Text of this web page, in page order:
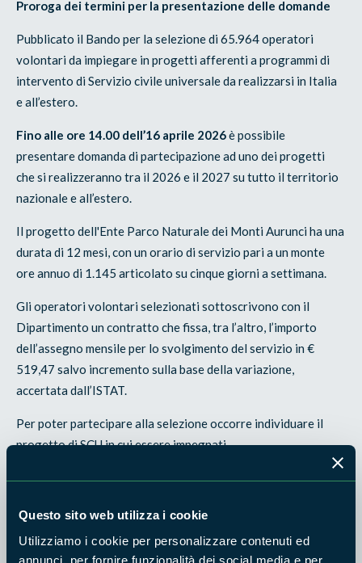
Questo sito web utilizza i cookie
Utilizziamo i cookie per personalizzare contenuti ed
annunci, per fornire funzionalità dei social media e per
Proroga dei termini per la presentazione delle domande
Pubblicato il Bando per la selezione di 65.964 operatori
volontari da impiegare in progetti afferenti a programmi di
intervento di Servizio civile universale da realizzarsi in Italia
e all’estero.
Fino alle ore 14.00 dell’16 aprile 2026è possibile
presentare domanda di partecipazione ad uno dei progetti
che si realizzeranno tra il 2026 e il 2027 su tutto il territorio
nazionale e all’estero.
Il progetto dell'Ente Parco Naturale dei Monti Aurunci ha una
durata di 12 mesi, con un orario di servizio pari a un monte
ore annuo di 1.145 articolato su cinque giorni a settimana.
Gli operatori volontari selezionati sottoscrivono con il
Dipartimento un contratto che fissa, tra l’altro, l’importo
dell’assegno mensile per lo svolgimento del servizio in €
519,47 salvo incremento sulla base della variazione,
accertata dall’ISTAT.
Per poter partecipare alla selezione occorre individuare il
progetto di SCU in cui essere impegnati.
Per accedere all'elenco dei progetti di SCU in Italia e
progetto in Italia" e "Scegli il tuo progetto all'estero",
disponibile nellapagina dedicata al bando . Cliccando il tasto